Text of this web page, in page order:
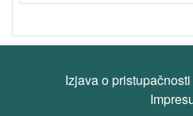
Izjava o pristupačnosti